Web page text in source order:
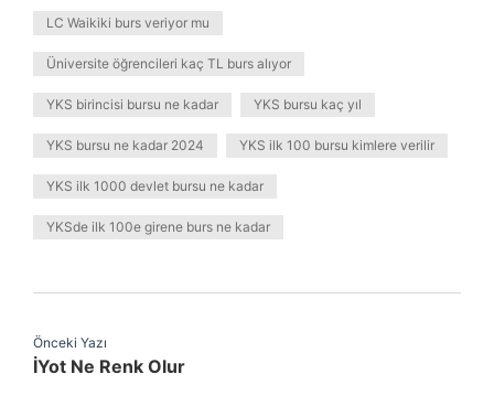
LC Waikiki burs veriyor mu
Üniversite öğrencileri kaç TL burs alıyor
YKS birincisi bursu ne kadar YKS bursu kaç yıl
YKS bursu ne kadar 2024 YKS ilk 100 bursu kimlere verilir
YKS ilk 1000 devlet bursu ne kadar
YKSde ilk 100e girene burs ne kadar
Önceki Yazı
İYot Ne Renk Olur